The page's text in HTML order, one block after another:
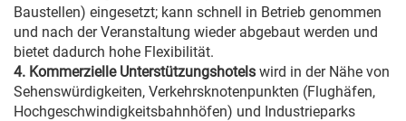
Baustellen) eingesetzt; kann schnell in Betrieb genommen
und nach der Veranstaltung wieder abgebaut werden und
bietet dadurch hohe Flexibilität.
4. Kommerzielle Unterstützungshotels wird in der Nähe von
Sehenswürdigkeiten, Verkehrsknotenpunkten (Flughäfen,
Hochgeschwindigkeitsbahnhöfen) und Industrieparks